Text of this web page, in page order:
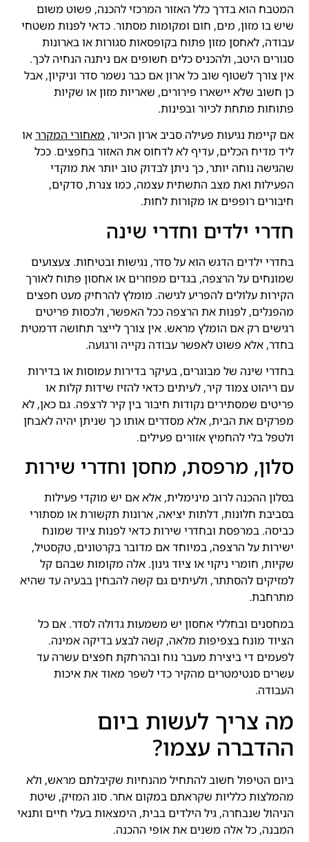
המטבח הוא בדרך כלל האזור המרכזי להכנה, פשוט משום
שיש בו מזון, מים, חום ומקומות מסתור. כדאי לפנות משטחי
עבודה, לאחסן מזון פתוח בקופסאות סגורות או בארונות
סגורים היטב, ולהכניס כלים חשופים אם ניתנה הנחיה לכך.
אין צורך לשטוף שוב כל ארון אם כבר נשמר סדר וניקיון, אבל
כן חשוב שלא יישארו פירורים, שאריות מזון או שקיות
פתוחות מתחת לכיור ובפינות.
אם קיימת נגיעות פעילה סביב ארון הכיור, מאחורי המקרראו
ליד מדיח הכלים, עדיף לא לדחוס את האזור בחפצים. ככל
שהגישה נוחה יותר, כך ניתן לבדוק טוב יותר את מוקדי
הפעילות ואת מצב התשתית עצמה, כמו צנרת, סדקים,
חיבורים רופפים או מקורות לחות.
חדרי ילדים וחדרי שינה
בחדרי ילדים הדגש הוא על סדר, נגישות ובטיחות. צעצועים
שמונחים על הרצפה, בגדים מפוזרים או אחסון פתוח לאורך
הקירות עלולים להפריע לגישה. מומלץ להרחיק מעט חפצים
מהפנלים, לפנות את הרצפה ככל האפשר, ולכסות פריטים
רגישים רק אם הומלץ מראש. אין צורך לייצר תחושה דרמטית
בחדר, אלא פשוט לאפשר עבודה נקייה ורגועה.
בחדרי שינה של מבוגרים, בעיקר בדירות עמוסות או בדירות
עם ריהוט צמוד קיר, לעיתים כדאי להזיז שידות קלות או
פריטים שמסתירים נקודות חיבור בין קיר לרצפה. גם כאן, לא
מפרקים את הבית, אלא מסדרים אותו כך שניתן יהיה לאבחן
ולטפל בלי להחמיץ אזורים פעילים.
סלון, מרפסת, מחסן וחדרי שירות
בסלון ההכנה לרוב מינימלית, אלא אם יש מוקדי פעילות
בסביבת חלונות, דלתות יציאה, ארונות תקשורת או מסתורי
כביסה. במרפסת ובחדרי שירות כדאי לפנות ציוד שמונח
ישירות על הרצפה, במיוחד אם מדובר בקרטונים, טקסטיל,
שקיות, חומרי ניקוי או ציוד גינון. אלה מקומות שבהם קל
למזיקים להסתתר, ולעיתים גם קשה להבחין בבעיה עד שהיא
מתרחבת.
במחסנים ובחללי אחסון יש משמעות גדולה לסדר. אם כל
הציוד מונח בצפיפות מלאה, קשה לבצע בדיקה אמינה.
לפעמים די ביצירת מעבר נוח ובהרחקת חפצים עשרה עד
עשרים סנטימטרים מהקיר כדי לשפר מאוד את איכות
העבודה.
מה צריך לעשות ביום
ההדברה עצמו?
ביום הטיפול חשוב להתחיל מהנחיות שקיבלתם מראש, ולא
מהמלצות כלליות שקראתם במקום אחר. סוג המזיק, שיטת
הניהול שנבחרה, גיל הילדים בבית, הימצאות בעלי חיים ותנאי
המבנה, כל אלה משנים את אופי ההכנה.